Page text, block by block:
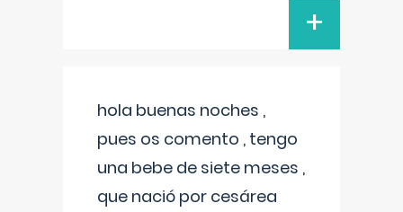
+
hola buenas noches ,
pues os comento , tengo
una bebe de siete meses ,
que nació por cesárea